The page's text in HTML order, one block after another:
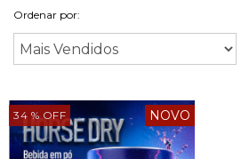
Ordenar por:
34 % OFF NOVO